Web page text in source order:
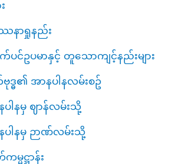
နာရှုနည်း
ပင်ဥပမာနှင့် တူသောကျင့်နည်းများ
ဒ္ဓ၏ အာနပါနလမ်းစဥ်
ပါနမှ ဈာန်လမ်းသို့
ပါနမှ ဉာဏ်လမ်းသို့
မဋ္ဌာန်း